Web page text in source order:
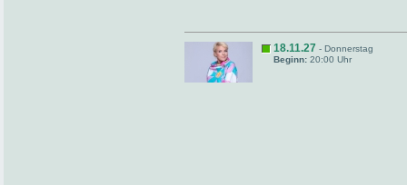
18.11.27 - Donnerstag
Beginn: 20:00 Uhr